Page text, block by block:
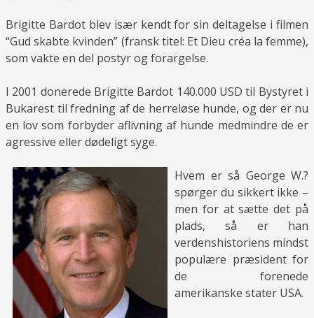
Brigitte Bardot blev især kendt for sin deltagelse i filmen
“Gud skabte kvinden” (fransk titel: Et Dieu créa la femme),
som vakte en del postyr og forargelse.
I 2001 donerede Brigitte Bardot 140.000 USD til Bystyret i
Bukarest til fredning af de herreløse hunde, og der er nu
en lov som forbyder aflivning af hunde medmindre de er
agressive eller dødeligt syge.
Hvem er så George W.?
spørger du sikkert ikke –
men for at sætte det på
plads, så er han
verdenshistoriens mindst
populære præsident for
de forenede
amerikanske stater USA.